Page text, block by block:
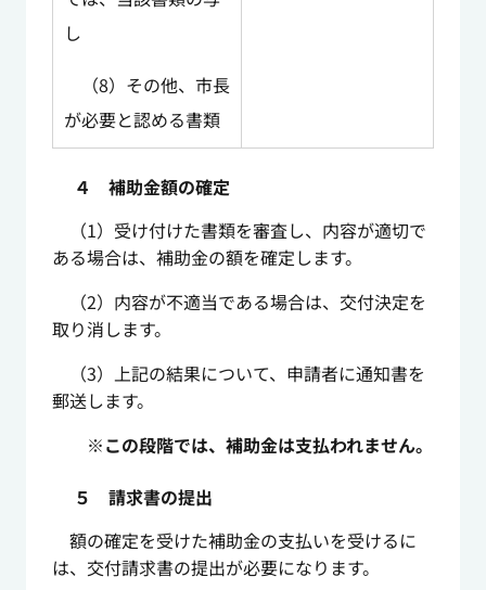
し
（8）その他、市長
が必要と認める書類
４ 補助金額の確定
（1）受け付けた書類を審査し、内容が適切で
ある場合は、補助金の額を確定します。
（2）内容が不適当である場合は、交付決定を
取り消します。
（3）上記の結果について、申請者に通知書を
郵送します。
※この段階では、補助金は支払われません。
５ 請求書の提出
額の確定を受けた補助金の支払いを受けるに
は、交付請求書の提出が必要になります。